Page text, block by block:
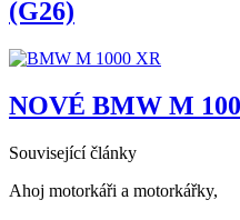
(G26)
NOVÉ BMW M
Související články
Ahoj motorkáři a motorkářky,